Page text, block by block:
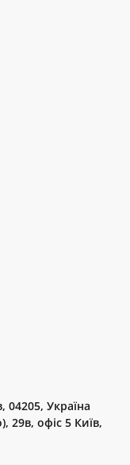
04205, Україна
29в, офіс 5 Київ,